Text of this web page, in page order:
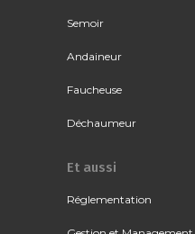
Semoir
Andaineur
Faucheuse
Déchaumeur
Et aussi
Réglementation